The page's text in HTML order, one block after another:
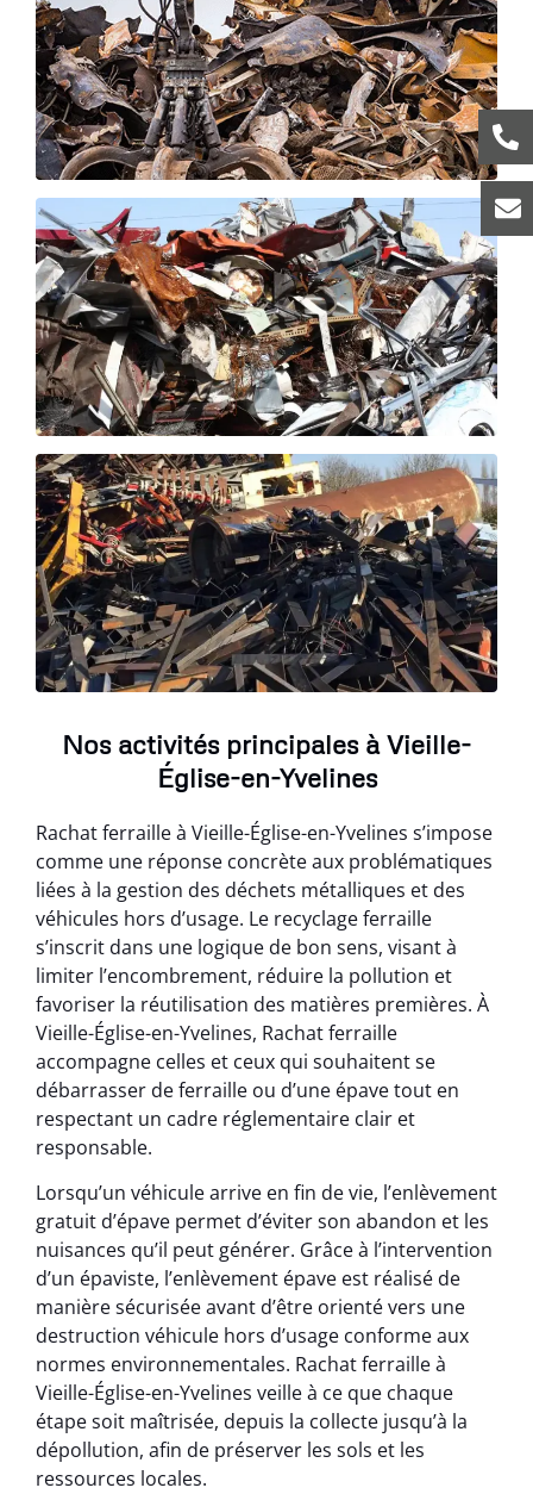
Nos activités principales à Vieille-
Église-en-Yvelines
Rachat ferraille à Vieille-Église-en-Yvelines s’impose
comme une réponse concrète aux problématiques
liées à la gestion des déchets métalliques et des
véhicules hors d’usage. Le recyclage ferraille
s’inscrit dans une logique de bon sens, visant à
limiter l’encombrement, réduire la pollution et
favoriser la réutilisation des matières premières. À
Vieille-Église-en-Yvelines, Rachat ferraille
accompagne celles et ceux qui souhaitent se
débarrasser de ferraille ou d’une épave tout en
respectant un cadre réglementaire clair et
responsable.
Lorsqu’un véhicule arrive en fin de vie, l’enlèvement
gratuit d’épave permet d’éviter son abandon et les
nuisances qu’il peut générer. Grâce à l’intervention
d’un épaviste, l’enlèvement épave est réalisé de
manière sécurisée avant d’être orienté vers une
destruction véhicule hors d’usage conforme aux
normes environnementales. Rachat ferraille à
Vieille-Église-en-Yvelines veille à ce que chaque
étape soit maîtrisée, depuis la collecte jusqu’à la
dépollution, afin de préserver les sols et les
ressources locales.